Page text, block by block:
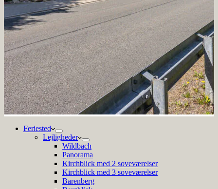
Feriested
Lejligheder
Wildbach
Panorama
Kirchblick med 2 soveværelser
Kirchblick med 3 soveværelser
Barenberg